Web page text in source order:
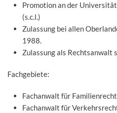
Promotion an der
(s.c.l.)
Zulassung bei allen
1988.
Zulassung als Rechtsanwalt
Fachgebiete:
Fachanwalt für
Fachanwalt für